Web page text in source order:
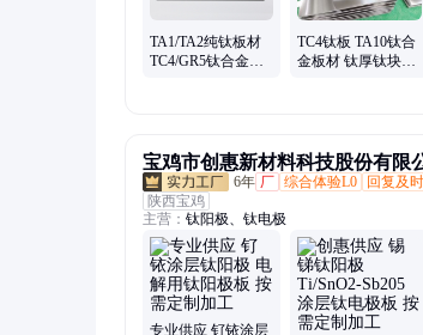
TA1/TA2纯钛板材
TC4/GR5钛合金厚
TC4钛板 TA10钛合
金板材 钛厚钛块钛
宝鸡市创惠新材料科技股份有限
6年 厂 综合体验L0 回复及时
陕西宝鸡
主营： 钛阳极、钛电极
专业供应 钌铱涂层